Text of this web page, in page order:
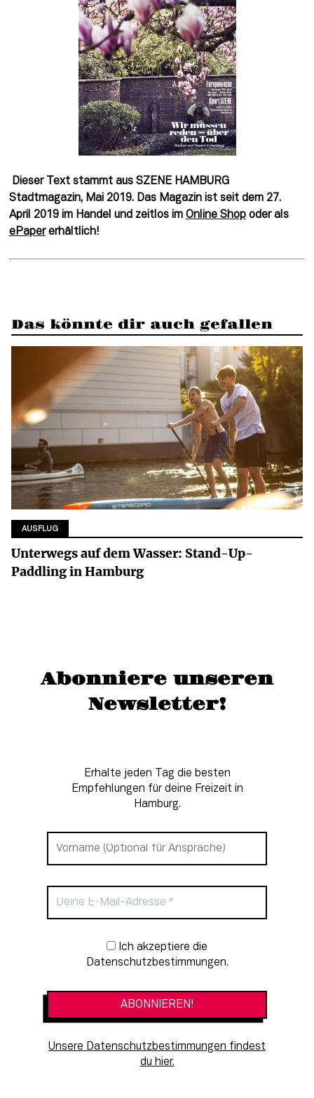
Dieser Text stammt aus SZENE HAMBURG
Stadtmagazin, Mai 2019. Das Magazin ist seit dem 27.
April 2019 im Handel und zeitlos im Online Shop
oder als
ePaper erhältlich!
Das könnte dir auch gefallen
AUSFLUG
Unterwegs auf dem Wasser: Stand-Up-
Paddling in Hamburg
Abonniere unseren
Newsletter!
Erhalte jeden Tag die besten
Empfehlungen für deine Freizeit in
Hamburg.
Newsletter-Anmeldung
Datenschutzbestimmungen.
Unsere Datenschutzbestimmungen findest
du hier.